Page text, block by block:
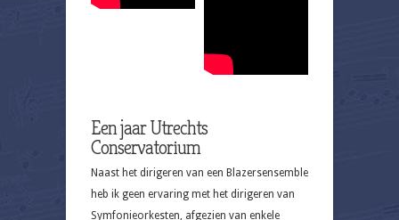
Een jaar Utrechts
Conservatorium
Naast het dirigeren van een Blazersensemble
heb ik geen ervaring met het dirigeren van
Symfonieorkesten, afgezien van enkele